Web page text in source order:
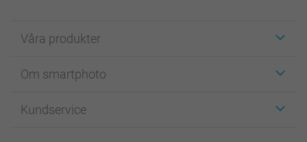
Våra produkter
Fotokort
Fotoböcker
Om smartphoto
För affiliates
Kundservice